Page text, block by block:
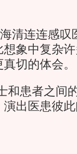
连连感叹
象中复杂
切的体会。
患者之间
出医患彼